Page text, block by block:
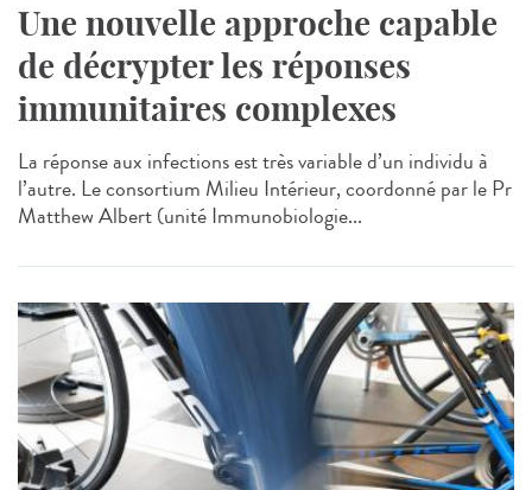
Une nouvelle approche capable
de décrypter les réponses
immunitaires complexes
La réponse aux infections est très variable d’un individu à
l’autre. Le consortium Milieu Intérieur, coordonné par le Pr
Matthew Albert (unité Immunobiologie...